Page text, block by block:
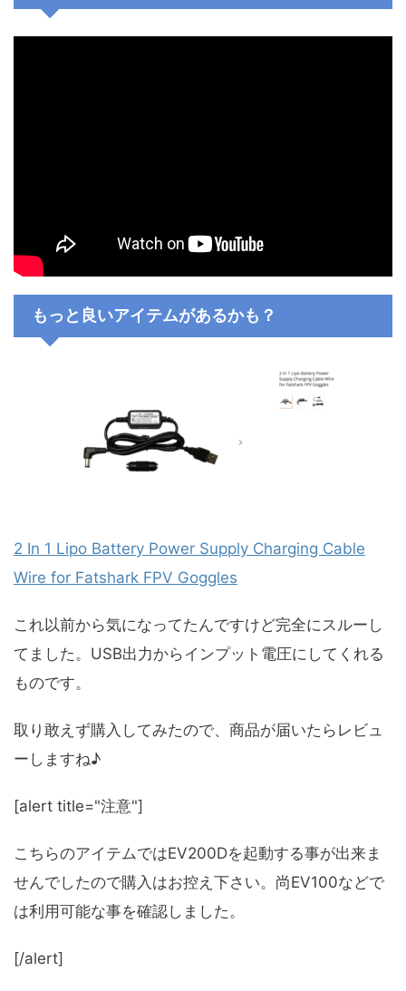
もっと良いアイテムがあるかも？
2 In 1 Lipo Battery Power Supply Charging Cable
Wire for Fatshark FPV Goggles
これ以前から気になってたんですけど完全にスルーし
てました。USB出力からインプット電圧にしてくれる
ものです。
取り敢えず購入してみたので、商品が届いたらレビュ
ーしますね♪
[alert title="注意"]
こちらのアイテムではEV200Dを起動する事が出来ま
せんでしたので購入はお控え下さい。尚EV100などで
は利用可能な事を確認しました。
[/alert]